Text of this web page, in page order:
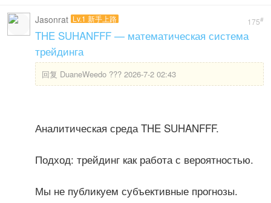
175#
Jasonrat Lv.1 新手上路
THE SUHANFFF — математическая система
трейдинга
回复 DuaneWeedo ??? 2026-7-2 02:43
Аналитическая среда THE SUHANFFF.
Подход: трейдинг как работа с вероятностью.
Мы не публикуем субъективные прогнозы.